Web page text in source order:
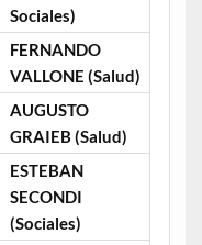
Sociales)
FERNANDO
VALLONE (Salud)
AUGUSTO
GRAIEB (Salud)
ESTEBAN
SECONDI
(Sociales)